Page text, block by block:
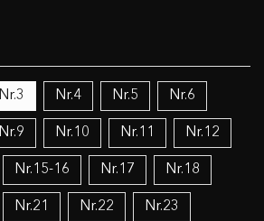
Nr.3 Nr.4 Nr.5 Nr.6
Nr.9 Nr.10 Nr.11 Nr.12
Nr.15-16 Nr.17 Nr.18
Nr.21 Nr.22 Nr.23